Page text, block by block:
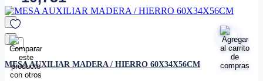
favorito
MESA AUXILIAR MADERA / HIERRO 60X34X56CM